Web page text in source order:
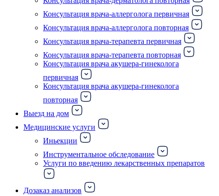
Консультация врача-аллерголога первичная
Консультация врача-аллерголога повторная
Консультация врача-терапевта первичная
Консультация врача-терапевта повторная
Консультация врача акушера-гинеколога
первичная
Консультация врача акушера-гинеколога
повторная
Выезд на дом
Медицинские услуги
Иньекции
Инструментальное обследование
Услуги по введению лекарственных препаратов
Дозаказ анализов